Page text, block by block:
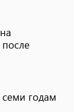
годам